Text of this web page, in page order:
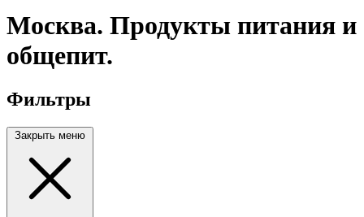
Москва. Продукты питания и
общепит.
Фильтры
Закрыть меню